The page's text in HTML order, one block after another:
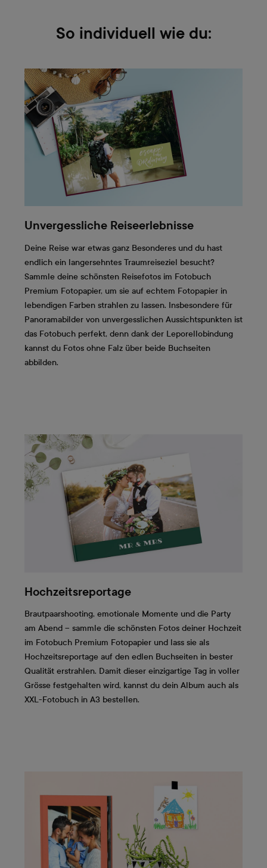
So individuell wie du:
Unvergessliche Reiseerlebnisse
Deine Reise war etwas ganz Besonderes und du hast
endlich ein langersehntes Traumreiseziel besucht?
Sammle deine schönsten Reisefotos im Fotobuch
Premium Fotopapier, um sie auf echtem Fotopapier in
lebendigen Farben strahlen zu lassen. Insbesondere für
Panoramabilder von unvergesslichen Aussichtspunkten ist
das Fotobuch perfekt, denn dank der Leporellobindung
kannst du Fotos ohne Falz über beide Buchseiten
abbilden.
Hochzeitsreportage
Brautpaarshooting, emotionale Momente und die Party
am Abend – sammle die schönsten Fotos deiner Hochzeit
im Fotobuch Premium Fotopapier und lass sie als
Hochzeitsreportage auf den edlen Buchseiten in bester
Qualität erstrahlen. Damit dieser einzigartige Tag in voller
Grösse festgehalten wird, kannst du dein Album auch als
XXL-Fotobuch in A3 bestellen.